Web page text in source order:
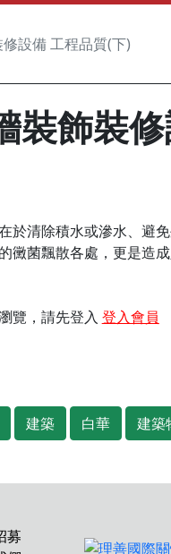
設備 工程品質(下)
裝飾裝
於清除積水或滲水、避
黴菌飄散各處，更是造成
覽，請先登入 登入會員
建築 白華 建築
募